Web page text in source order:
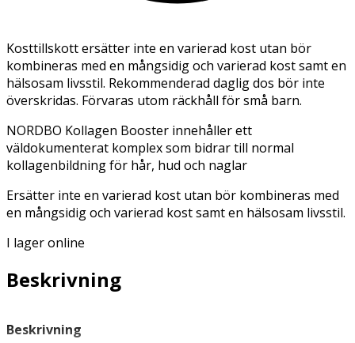
Kosttillskott ersätter inte en varierad kost utan bör
kombineras med en mångsidig och varierad kost samt en
hälsosam livsstil. Rekommenderad daglig dos bör inte
överskridas. Förvaras utom räckhåll för små barn.
NORDBO Kollagen Booster innehåller ett
väldokumenterat komplex som bidrar till normal
kollagenbildning för hår, hud och naglar
Ersätter inte en varierad kost utan bör kombineras med
en mångsidig och varierad kost samt en hälsosam livsstil.
I lager online
Beskrivning
Beskrivning